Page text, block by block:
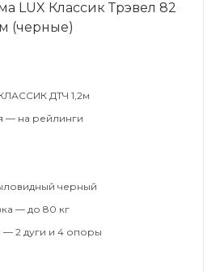
LUX Классик Трэвел 82
(черные)
ДТЧ 1,2м
— на рейлинги
черный
— до 80 кг
— 2 дуги и 4 опоры